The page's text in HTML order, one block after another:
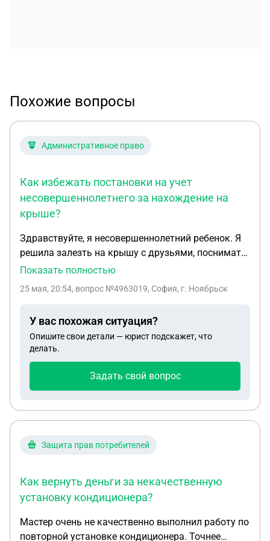
Похожие вопросы
Административное право
Как избежать постановки на учет
несовершеннолетнего за нахождение на
крыше?
Здравствуйте, я несовершеннолетний ребенок. Я
решила залезть на крышу с друзьями, поснимать
видео. И нас спалила женщина сказала что
то что ей все названивают отовсюду и полиция.
женщина она сказала что это ваш первый и
последний раз. Спросила кто вам сказал что там
открыто, мы сказали на нашу подругу, которая
залезть. Как избежать учёта если он будет и
распространенная школа.
Показать полностью
25 мая, 20:54, вопрос №4963019, София, г. Ноябрьск
У вас похожая ситуация?
Опишите свои детали — юрист подскажет, что
делать.
Задать свой вопрос
Защита прав потребителей
Как вернуть деньги за некачественную
установку кондиционера?
Мастер очень не качественно выполнил работу по
повторной установке кондиционера. Точнее